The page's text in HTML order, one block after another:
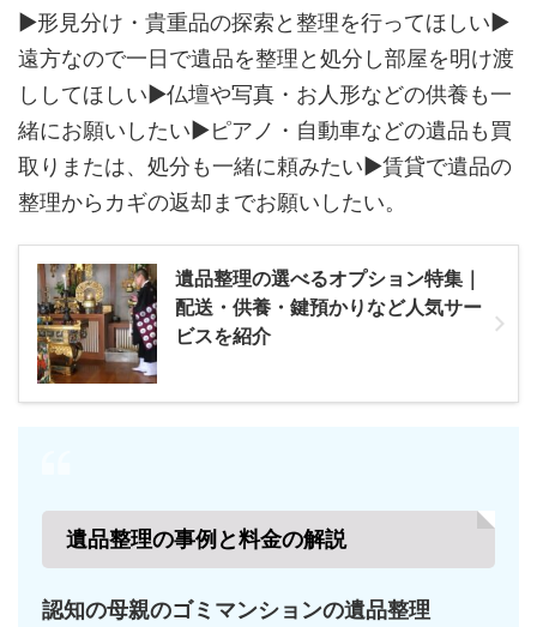
▶形見分け・貴重品の探索と整理を行ってほしい▶
遠方なので一日で遺品を整理と処分し部屋を明け渡
ししてほしい▶仏壇や写真・お人形などの供養も一
緒にお願いしたい▶ピアノ・自動車などの遺品も買
取りまたは、処分も一緒に頼みたい▶賃貸で遺品の
整理からカギの返却までお願いしたい。
遺品整理の選べるオプション特集｜
配送・供養・鍵預かりなど人気サー
ビスを紹介
遺品整理の事例と料金の解説
認知の母親のゴミマンションの遺品整理